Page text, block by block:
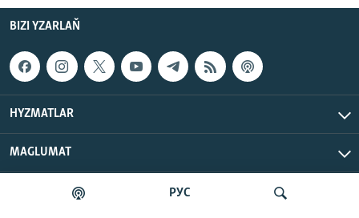
РУС
BIZI YZARLAŇ
HYZMATLAR
MAGLUMAT
Azat Ýewropa/Azatlyk Radiosy © 2026 RFE/RL, Inc. Ähli